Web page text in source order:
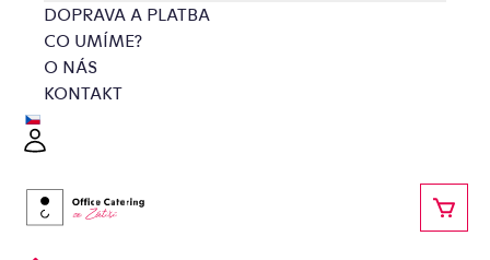
obsah
DOPRAVA A PLATBA
CO UMÍME?
O NÁS
KONTAKT